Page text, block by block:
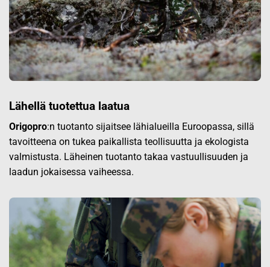
Lähellä tuotettua laatua
Origopro:n tuotanto sijaitsee lähialueilla Euroopassa, sillä
tavoitteena on tukea paikallista teollisuutta ja ekologista
valmistusta. Läheinen tuotanto takaa vastuullisuuden ja
laadun jokaisessa vaiheessa.